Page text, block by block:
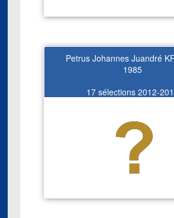
Petrus Johannes Juandré
1985
17 sélections 2012-